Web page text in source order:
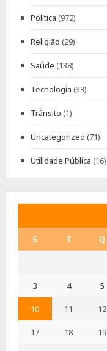
Política (972)
Religião (29)
Saúde (138)
Tecnologia (33)
Trânsito (1)
Uncategorized (71)
Utilidade Pública (16)
S T Q
3 4 5
10 11 12
17 18 19